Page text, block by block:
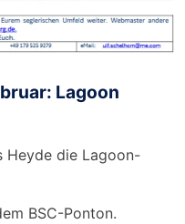
Lagoon
Heyde die Lagoon-
BSC-Ponton.